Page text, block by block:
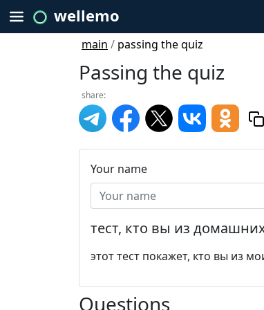
wellemo
main / passing the quiz
Passing the quiz
share:
Your name
тест, кто вы из
этот тест покажет, кто вы из
Questions